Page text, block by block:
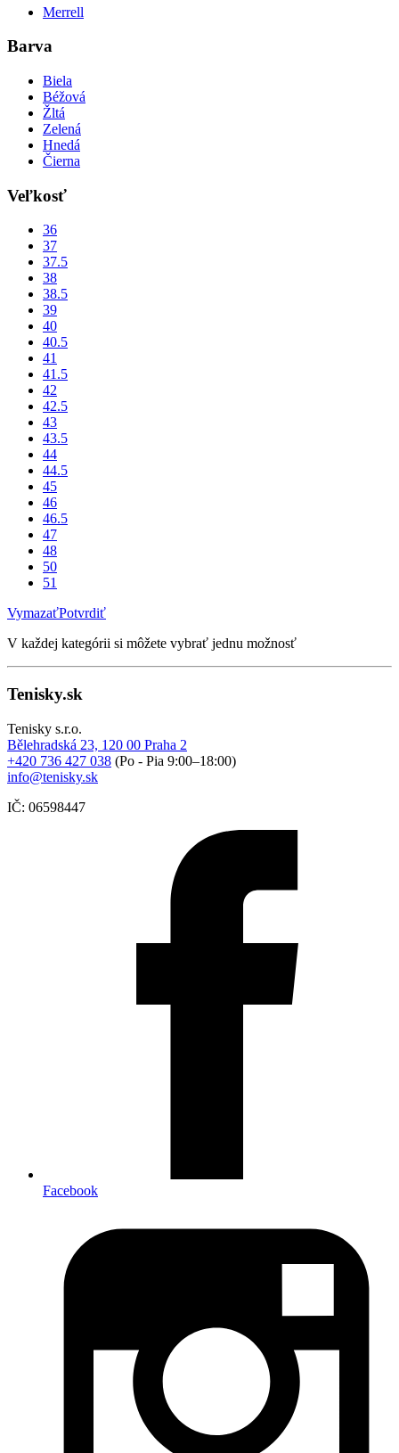
Merrell
Barva
Biela
Béžová
Žltá
Zelená
Hnedá
Čierna
Veľkosť
36
37
37.5
38
38.5
39
40
40.5
41
41.5
42
42.5
43
43.5
44
44.5
45
46
46.5
47
48
50
51
VymazaťPotvrdiť
V každej kategórii si môžete vybrať jednu možnosť
Tenisky.sk
Tenisky s.r.o.
Bělehradská 23, 120 00 Praha 2
+420 736 427 038 (Po - Pia 9:00–18:00)
info@tenisky.sk
IČ: 06598447
Facebook